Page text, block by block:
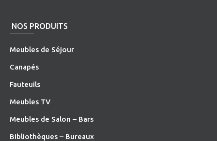
NOS PRODUITS
Meubles de Séjour
Canapés
Fauteuils
Meubles TV
Meubles de Salon – Bars
Bibliothèques – Bureaux